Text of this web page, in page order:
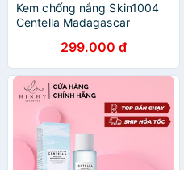
Kem chống nắng Skin1004
Centella Madagascar
299.000 đ